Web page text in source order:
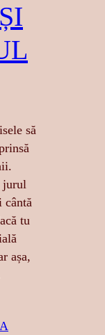
să
jurul
cântă
tu
așa,